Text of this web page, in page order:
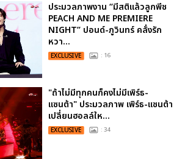
ประมวลภาพงาน “มีสติแล้วลูกพีช
PEACH AND ME PREMIERE
NIGHT” ปอนด์-ภูวินทร์ คลั่งรัก
หวา...
EXCLUSIVE : 16
"ถ้าไม่มีทุกคนก็คงไม่มีเพิร์ธ-
แซนต้า" ประมวลภาพ เพิร์ธ-แซนต้า
เปลี่ยนฮอลล์ให...
EXCLUSIVE : 34